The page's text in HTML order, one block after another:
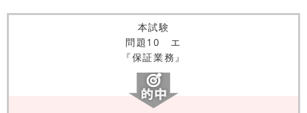
本試験
問題10 エ
『保証業務』